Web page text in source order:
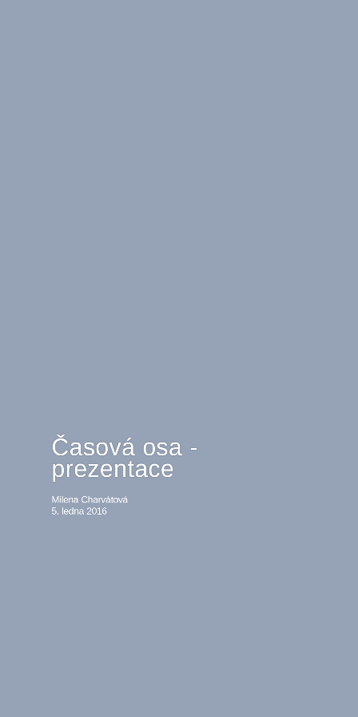
Časová osa -
prezentace
Milena Charvátová
5. ledna 2016